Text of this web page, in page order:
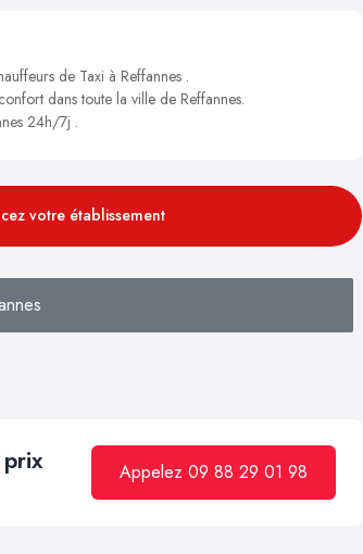
de Taxi à Reffannes .
dans toute la ville de Reffannes.
24h/7j .
votre établissement
Appelez 09 88 29 01 98